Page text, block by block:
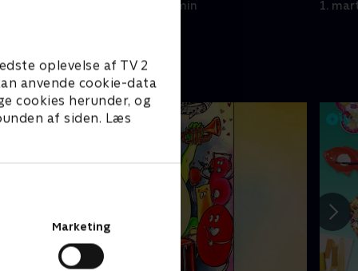
oplevelse af TV 2
anvende cookie-data
cookies herunder, og
af siden. Læs
Marketing
1. marts 2025 • 11 min 1.